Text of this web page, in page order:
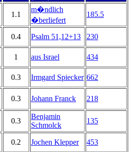
1.1
m�ndlich
�berliefert
185.5
0.4 Psalm 51,12+13
230
1 aus Israel
434
0.3 Irmgard Spiecker 662
0.3 Johann Franck 218
0.3
Benjamin
Schmolck
135
0.2 Jochen Klepper 453